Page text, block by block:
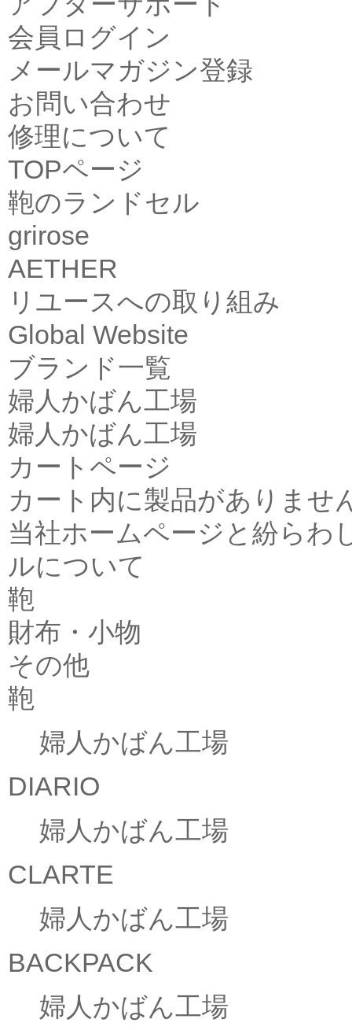
会員ログイン
メールマガジン登録
お問い合わせ
修理について
TOPページ
鞄のランドセル
grirose
AETHER
リユースへの取り組み
Global Website
ブランド一覧
婦人かばん工場
婦人かばん工場
カートページ
カート内に製品がありませ
当社ホームページと紛らわ
ルについて
鞄
財布・小物
その他
鞄
婦人かばん工場
DIARIO
婦人かばん工場
CLARTE
婦人かばん工場
BACKPACK
婦人かばん工場